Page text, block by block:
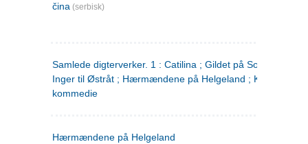
čina (serbisk)
Samlede digterverker. 1 : Catilina ; Gildet på Solhaug ; Fru
Inger til Østråt ; Hærmændene på Helgeland ;
kommedie
Hærmændene på Helgeland